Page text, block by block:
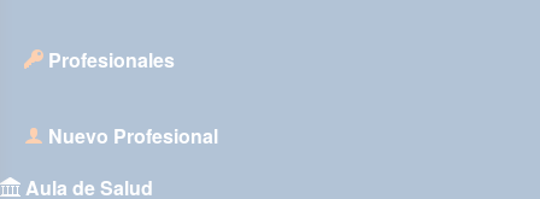
Profesionales
Nuevo Profesional
Aula de Salud